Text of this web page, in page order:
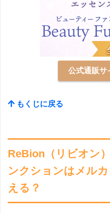
公式通販
もくじに戻る
ReBion（リビオン
ンクションはメル
える？